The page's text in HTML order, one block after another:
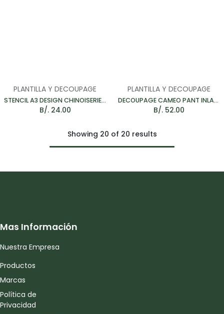
PLANTILLA Y DECOUPAGE
STENCIL A3 DESIGN CHINOISERIE BIRDS - PLANTILLA 400*250MM
B/. 24.00
PLANTILLA Y DECOUPAGE
DECOUPAGE CAMEO PANT INLAY - PAPEL DECORATIVO PARA MUEBLES
B/. 52.00
Showing 20 of 20 results
Mas Información
Nuestra Empresa
Productos
Marcas
Política de
Privacidad